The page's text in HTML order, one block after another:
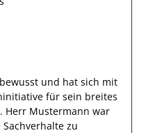
und hat sich mit
für sein breites
Herr Mustermann war
zu